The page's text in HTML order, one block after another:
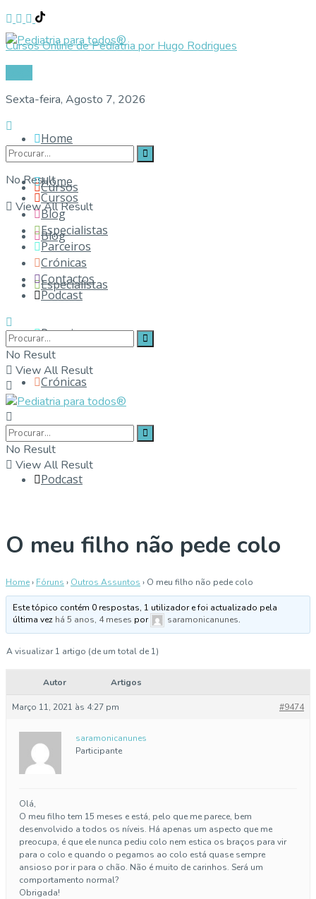
Cursos Online de Pediatria por Hugo Rodrigues
Sexta-feira, Agosto 7, 2026
No Result
View All Result
Home
Cursos
Blog
Especialistas
Parceiros
Crónicas
Contactos
Podcast
Home
Cursos
Blog
Especialistas
Parceiros
Crónicas
Contactos
Podcast
No Result
View All Result
No Result
View All Result
O meu filho não pede colo
Home› Fóruns › Outros Assuntos › O meu filho não pede colo
Este tópico contém 0 respostas, 1 utilizador e foi actualizado pela
última vez há 5 anos, 4 meses por saramonicanunes.
A visualizar 1 artigo (de um total de 1)
Autor Artigos
Março 11, 2021 às 4:27 pm #9474
saramonicanunes
Participante
Olá,
O meu filho tem 15 meses e está, pelo que me parece, bem
desenvolvido a todos os níveis. Há apenas um aspecto que me
preocupa, é que ele nunca pediu colo nem estica os braços para vir
para o colo e quando o pegamos ao colo está quase sempre
ansioso por ir para o chão. Não é muito de carinhos. Será um
comportamento normal?
Obrigada!